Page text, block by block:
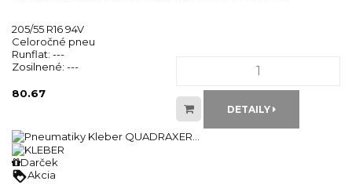
205/55 R16 94V
Celoročné pneu
Runflat: ---
Zosilnené: ---
80.67
DETAILY
Darček
loyaltyAkcia